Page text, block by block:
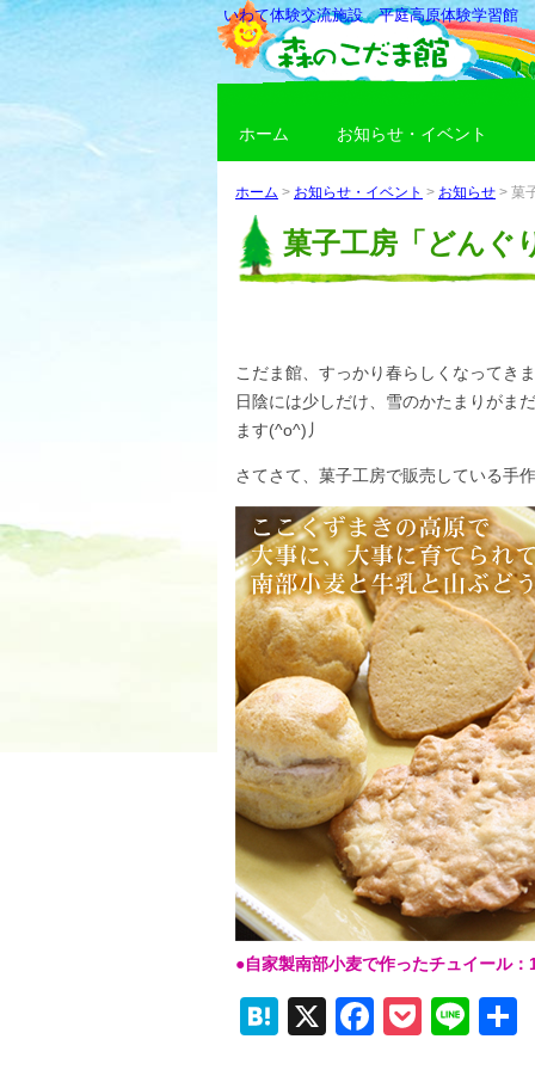
いわて体験交流施設 平庭高原体験学習館
ホーム お知らせ・イベント
ホーム > お知らせ・イベント > お知らせ > 菓
菓子工房「どんぐ
こだま館、すっかり春らしくなってきま
日陰には少しだけ、雪のかたまりがま
ます(^o^)丿
さてさて、菓子工房で販売している手
●自家製南部小麦で作ったチュイール：
H
X
F
P
Li